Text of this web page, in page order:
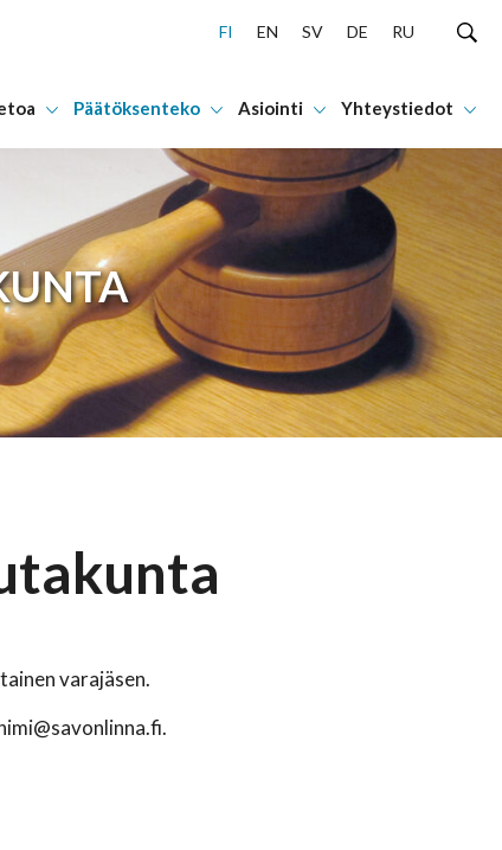
FI EN SV DE RU
Päätöksenteko Asiointi Yhteystiedot
varajäsen.